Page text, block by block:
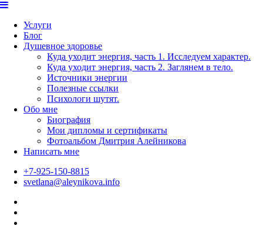
Skip
contentУслуги
Блог
Душевное здоровье
Куда уходит энергия, часть 1. Исследуем характер.
Куда уходит энергия, часть 2. Заглянем в тело.
Источники энергии
Полезные ссылки
Психологи шутят.
Обо мне
Биография
Мои дипломы и сертификаты
Фотоальбом Дмитрия Алейникова
Написать мне
+7-925-150-8815
svetlana@aleynikova.info